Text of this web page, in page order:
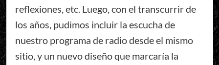
reflexiones, etc. Luego, con el transcurrir de
los años, pudimos incluir la escucha de
nuestro programa de radio desde el mismo
sitio, y un nuevo diseño que marcaría la